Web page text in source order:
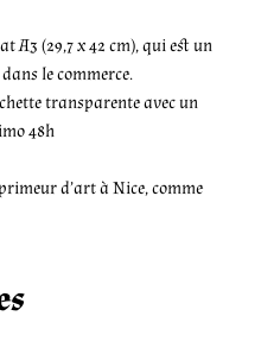
A3 (29,7 x 42 cm), qui est un
le commerce.
transparente avec un
48h
d’art à Nice, comme